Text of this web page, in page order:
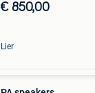
€ 850,00
Lier